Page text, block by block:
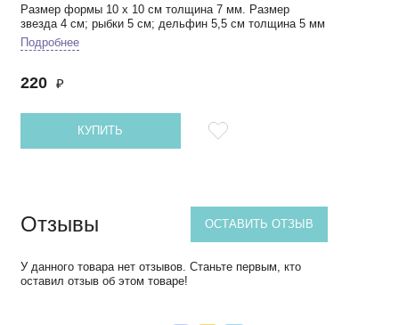
Размер формы 10 х 10 см толщина 7 мм. Размер
звезда 4 см; рыбки 5 см; дельфин 5,5 см толщина 5 мм
Подробнее
220 ₽
КУПИТЬ
Отзывы ОСТАВИТЬ ОТЗЫВ
У данного товара нет отзывов. Станьте первым, кто
оставил отзыв об этом товаре!